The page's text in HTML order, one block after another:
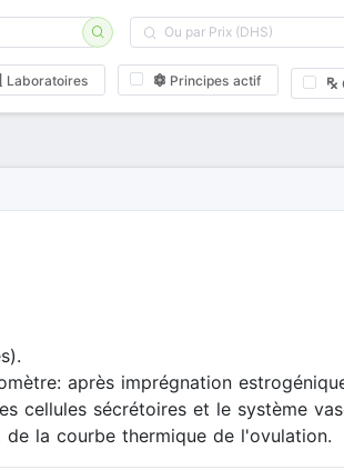
Laboratoires Principes actif
après imprégnation
cellules sécrétoires et le système
la courbe thermique de l'ovulation.